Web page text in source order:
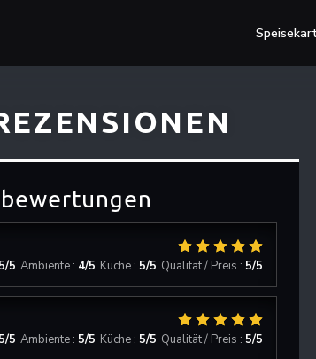
5/5 Ambiente : 4/5 Küche : 5/5 Qualität / Preis : 5/5
5/5 Ambiente : 5/5 Küche : 5/5 Qualität / Preis : 5/5